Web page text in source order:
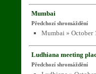
Mumbai
Předchozí shromáždění
Mumbai » October
Ludhiana meeting
Předchozí shromáždění